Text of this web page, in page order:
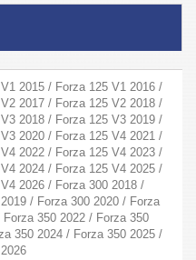
2015 / Forza 125 V1 2016 /
2017 / Forza 125 V2 2018 /
2018 / Forza 125 V3 2019 /
2020 / Forza 125 V4 2021 /
2022 / Forza 125 V4 2023 /
2024 / Forza 125 V4 2025 /
2026 / Forza 300 2018 /
/ Forza 300 2020 / Forza
Forza 350 2022 / Forza 350
350 2024 / Forza 350 2025 /